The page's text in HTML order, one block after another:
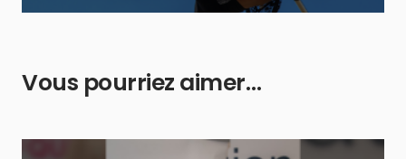
Vous pourriez aimer…